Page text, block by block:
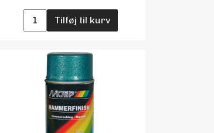
Tilføj til kurv